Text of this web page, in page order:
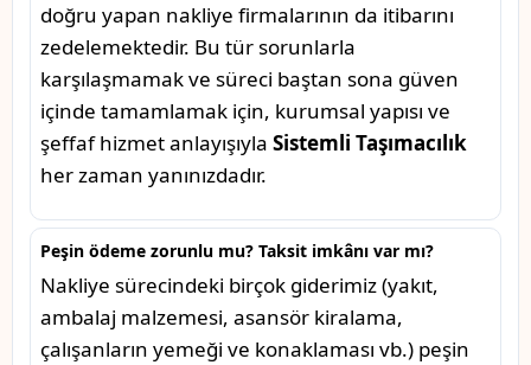
doğru yapan nakliye firmalarının da itibarını
zedelemektedir. Bu tür sorunlarla
karşılaşmamak ve süreci baştan sona güven
içinde tamamlamak için, kurumsal yapısı ve
şeffaf hizmet anlayışıyla Sistemli Taşımacılık
her zaman yanınızdadır.
Peşin ödeme zorunlu mu? Taksit imkânı var mı?
Nakliye sürecindeki birçok giderimiz (yakıt,
ambalaj malzemesi, asansör kiralama,
çalışanların yemeği ve konaklaması vb.) peşin